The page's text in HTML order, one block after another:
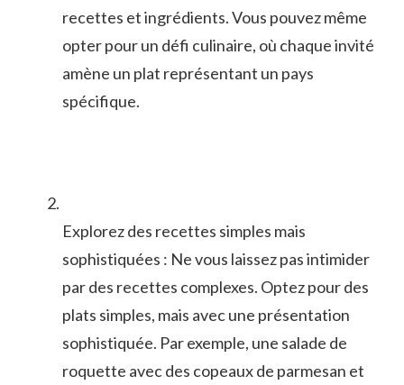
recettes et ingrédients. Vous pouvez même
opter pour un défi culinaire, où‌ chaque invité
amène un plat représentant⁢ un pays ​
spécifique.
Explorez des recettes simples mais
sophistiquées : Ne vous laissez pas ‍intimider
⁤par des recettes complexes. Optez pour des
plats simples, mais ‌avec une présentation
sophistiquée. Par exemple, une salade de
roquette avec⁢ des copeaux de parmesan et